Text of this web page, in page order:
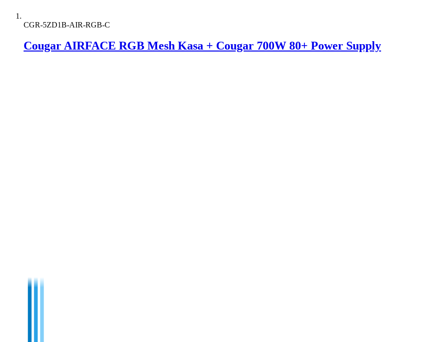
CGR-5ZD1B-AIR-RGB-C
Cougar AIRFACE RGB Mesh Kasa + Cougar 700W 80+ Power Supply